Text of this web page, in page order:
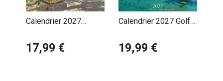
Calendrier 2027
et Tropicales
17,99 €
Calendrier 2027 Golfe
19,99 €